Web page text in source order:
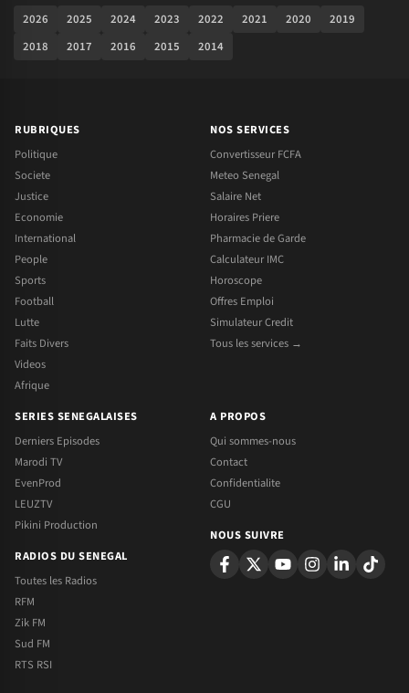
2026 2025 2024 2023 2022 2021 2020
2019
2018
2017 2016 2015 2014
RUBRIQUES
Politique
Societe
Justice
Economie
International
People
Sports
Football
Lutte
Faits Divers
Videos
Afrique
NOS SERVICES
Convertisseur FCFA
Meteo Senegal
Salaire Net
Horaires Priere
Pharmacie de Garde
Calculateur IMC
Horoscope
Offres Emploi
Simulateur Credit
Tous les services →
SERIES SENEGALAISES
Derniers Episodes
Marodi TV
EvenProd
LEUZTV
Pikini Production
RADIOS DU SENEGAL
Toutes les Radios
RFM
Zik FM
Sud FM
RTS RSI
A PROPOS
Qui sommes-nous
Contact
Confidentialite
CGU
NOUS SUIVRE